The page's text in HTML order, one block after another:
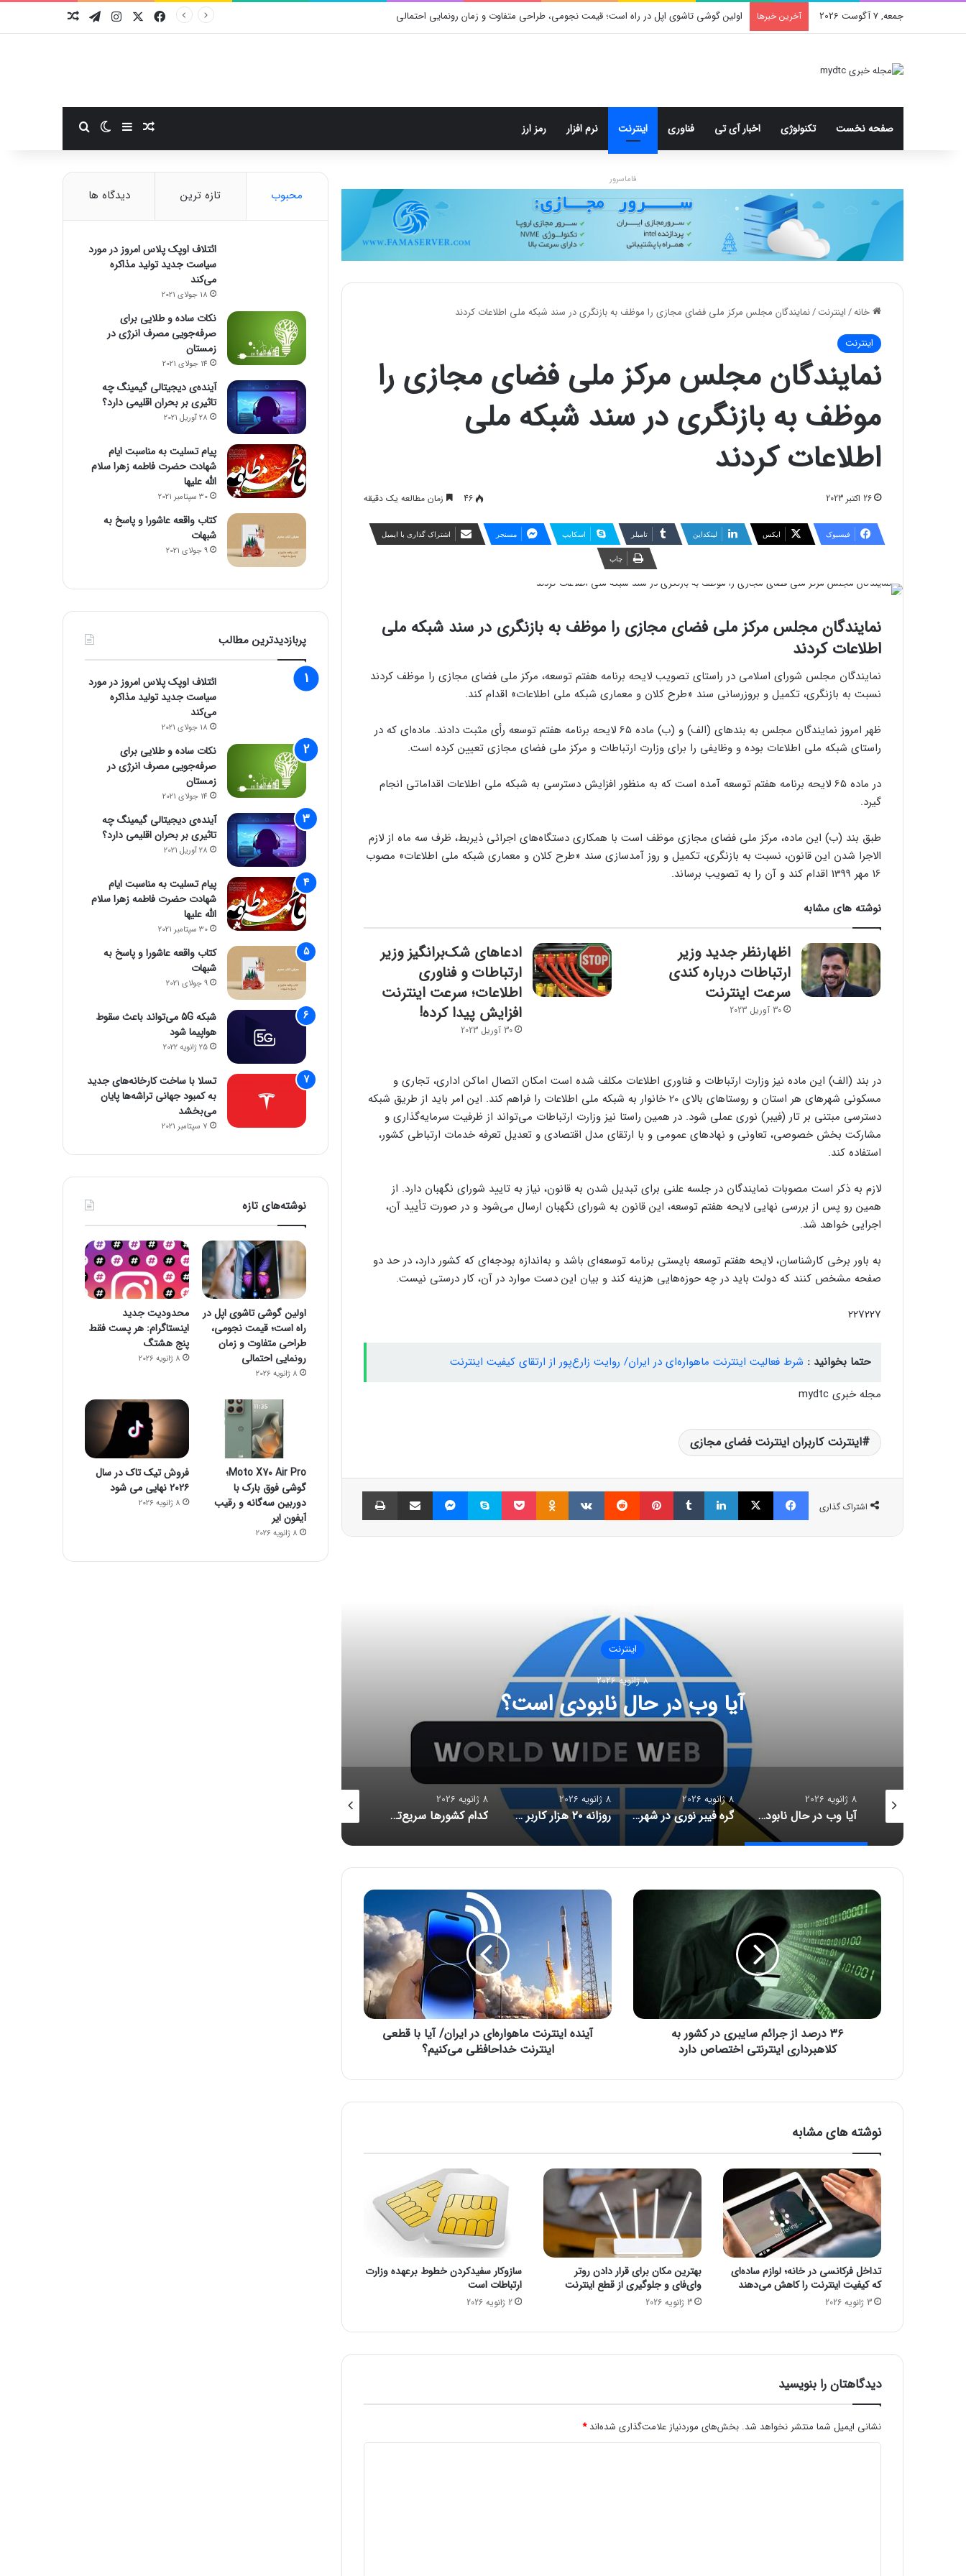
جمعه, 7 آگوست 2026 آخرین خبرها اولین گوشی تاشوی اپل در راه است؛ قیمت نجومی، طراحی متفاوت و زمان رونمایی احتمالی فیسبوکایکس اینستاگرام
تلگرام
صفحه نخست تکنولوژی اخبار آی تی فناوری اینترنت نرم افزار رمز ارز نوشته تصادفی
سایدبارتغییر پوسته
فاماسرور
خانه/اینترنت/نمایندگان مجلس مرکز ملی فضای مجازی را موظف به بازنگری در سند شبکه ملی اطلاعات کردند
اینترنت
نمایندگان مجلس مرکز ملی فضای مجازی را
موظف به بازنگری در سند شبکه ملی
اطلاعات کردند
26 اکتبر 2023 46 زمان مطالعه یک دقیقه
فیسبوک ایکس لینکداین تامبلر اسکایپ مسنجر اشتراک گذاری با ایمیل
چاپ
نمایندگان مجلس مرکز ملی فضای مجازی را موظف به بازنگری در سند شبکه ملی
اطلاعات کردند
نمایندگان مجلس شورای اسلامی در راستای تصویب لایحه برنامه هفتم توسعه، مرکز ملی فضای مجازی را موظف کردند
نسبت به بازنگری، تکمیل و بروزرسانی سند «طرح کلان و معماری شبکه ملی اطلاعات» اقدام کند.
ظهر امروز نمایندگان مجلس به بندهای (الف) و (ب) ماده 65 لایحه برنامه هفتم توسعه رأی مثبت دادند. ماده‌ای که در
راستای شبکه ملی اطلاعات بوده و وظایفی را برای وزارت ارتباطات و مرکز ملی فضای مجازی تعیین کرده است.
در ماده 65 لایحه برنامه هفتم توسعه آمده است که به منظور افزایش دسترسی به شبکه ملی اطلاعات اقداماتی انجام
گیرد.
طبق بند (ب) این ماده، مرکز ملی فضای مجازی موظف است با همکاری دستگاه‌های اجرائی ذیربط، ظرف سه ماه از لازم
الاجرا شدن این قانون، نسبت به بازنگری، تکمیل و روز آمدسازی سند «طرح کلان و معماری شبکه ملی اطلاعات» مصوب
16 مهر 1399 اقدام کند و آن را به تصویب برساند.
نوشته های مشابه
اظهارنظر جدید وزیر
ارتباطات درباره کندی
سرعت اینترنت
30 آوریل 2023
ادعاهای شک‌برانگیز وزیر
ارتباطات و فناوری
اطلاعات؛ سرعت اینترنت
افزایش پیدا کرده!
30 آوریل 2023
در بند (الف) این ماده نیز وزارت ارتباطات و فناوری اطلاعات مکلف شده است امکان اتصال اماکن اداری، تجاری و
مسکونی شهرهای هر استان و روستاهای بالای 20 خانوار به شبکه ملی اطلاعات را فراهم کند. این امر باید از طریق شبکه
دسترسی مبتنی بر تار (فیبر) نوری عملی شود. در همین راستا نیز وزارت ارتباطات می‌تواند از ظرفیت سرمایه‌گذاری و
مشارکت بخش خصوصی، تعاونی و نهادهای عمومی و با ارتقای مدل اقتصادی و تعدیل تعرفه خدمات ارتباطی کشور،
استفاده کند.
لازم به ذکر است مصوبات نمایندگان در جلسه علنی برای تبدیل شدن به قانون، نیاز به تایید شورای نگهبان دارد. از
همین رو پس از بررسی نهایی لایحه هفتم توسعه، این قانون به شورای نگهبان ارسال می‌شود و در صورت تأیید آن،
اجرایی خواهد شد.
به باور برخی کارشناسان، لایحه هفتم توسعه بایستی برنامه توسعه‌ای باشد و به‌اندازه بودجه‌ای که کشور دارد، در حد دو
صفحه مشخص کنند که دولت باید در چه حوزه‌هایی هزینه کند و بیان این دست موارد در آن، کار درستی نیست.
227227
حتما بخوانید : شرط فعالیت اینترنت ماهواره‌ای در ایران/ روایت زارع‌پور از ارتقای کیفیت اینترنت
مجله خبری mydtc
اینترنت کاربران اینترنت فضای مجازی
اشتراک گذاری
فیسبوک ایکس لینکداین تامبلر پینتریست Reddit
VKontakte
Odnoklassniki پاکت اسکایپ مسنجر اشتراک گذاری با ایمیل
اینترنت
8 ژانویه 2026
آیا وب در حال نابودی است؟
8 ژانویه 2026
آیا وب در حال نابودی است؟
8 ژانویه 2026
گره فیبر نوری در شهر تهران
8 ژانویه 2026
روزانه ۲۰ هزار کاربر جدید به استارلینک اضافه می‌شود
8 ژانویه 2026
کدام کشورها سریع‌ترین و کندترین سرعت اینترنت را دارند؟
۳
۶
ر
ص
د
ج
م
ب
ر
ی
د
ر
ک
ش
و
ر
ب
ه
ک
ا
ر
ا
ر
ی
۳۶ درصد از جرائم سایبری در کشور به
کلاهبرداری اینترنتی اختصاص دارد
آ
ن
ت
م
ر
ه‌
ا
ی
د
ر
ا
ی
ر
ا
آ
ط
ع
آینده اینترنت ماهواره‌ای در ایران/ آیا با قطعی
اینترنت خداحافظی می‌کنیم؟
نوشته های مشابه
تداخل فرکانسی در خانه؛ لوازم ساده‌ای
که کیفیت اینترنت را کاهش می‌دهند
3 ژانویه 2026
بهترین مکان برای قرار دادن روتر
وای‌فای و جلوگیری از قطع اینترنت
3 ژانویه 2026
سازوکار سفیدکردن خطوط برعهده وزارت
ارتباطات است
2 ژانویه 2026
دیدگاهتان را بنویسید
نشانی ایمیل شما منتشر نخواهد شد. بخش‌های موردنیاز علامت‌گذاری شده‌اند*
محبوب تازه ترین دیدگاه ها
ائتلاف اوپک پلاس امروز در مورد
سیاست جدید تولید مذاکره
می‌کند
18 جولای 2021
نکات ساده و طلایی برای
صرفه‌جویی مصرف انرژی در
زمستان
14 جولای 2021
آینده‌ی دیجیتالی گیمینگ چه
تاثیری بر بحران اقلیمی دارد؟
28 آوریل 2021
پیام تسلیت به مناسبت ایام
شهادت حضرت فاطمه زهرا سلام
الله علیها
30 سپتامبر 2021
کتاب واقعه عاشورا و پاسخ به
شبهات
9 جولای 2021
پربازدیدترین مطالب
ائتلاف اوپک پلاس امروز در مورد
سیاست جدید تولید مذاکره
می‌کند
18 جولای 2021
نکات ساده و طلایی برای
صرفه‌جویی مصرف انرژی در
زمستان
14 جولای 2021
آینده‌ی دیجیتالی گیمینگ چه
تاثیری بر بحران اقلیمی دارد؟
28 آوریل 2021
پیام تسلیت به مناسبت ایام
شهادت حضرت فاطمه زهرا سلام
الله علیها
30 سپتامبر 2021
کتاب واقعه عاشورا و پاسخ به
شبهات
9 جولای 2021
شبکه 5G می‌تواند باعث سقوط
هواپیما شود
25 ژانویه 2022
تسلا با ساخت کارخانه‌های جدید
به کمبود جهانی تراشه‌ها پایان
می‌بخشد
7 سپتامبر 2021
نوشته‌های تازه
اولین گوشی تاشوی اپل در
راه است؛ قیمت نجومی،
طراحی متفاوت و زمان
رونمایی احتمالی
8 ژانویه 2026
محدودیت جدید
اینستاگرام: هر پست فقط
پنج هشتگ
8 ژانویه 2026
Moto X70 Air Pro؛
گوشی فوق بارک با
دوربین سه‌گانه و رقیب
آیفون ایر
8 ژانویه 2026
فروش تیک تاک در سال
۲۰۲۶ نهایی می شود
8 ژانویه 2026